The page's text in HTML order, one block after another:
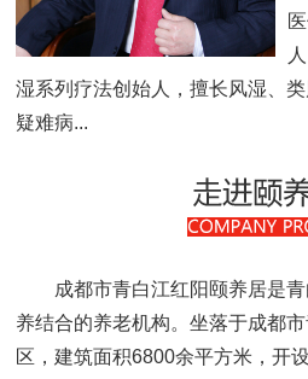
湿系列疗法创始人，擅长风湿、
疑难病...
成都市青白江红阳颐养居是
养结合的养老机构。坐落于成都
区，建筑面积6800余平方米，开